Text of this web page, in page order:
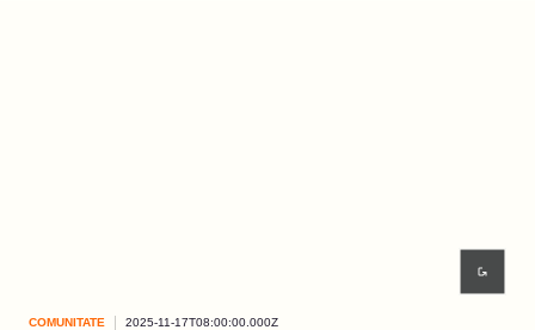
COMUNITATE 2025-11-17T08:00:00.000Z